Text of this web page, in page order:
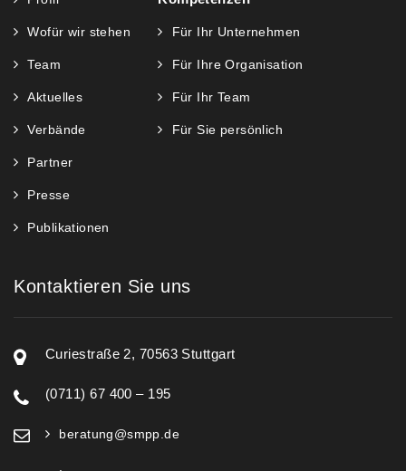
Wofür wir stehen
Team
Aktuelles
Verbände
Partner
Presse
Publikationen
Für Ihr Unternehmen
Für Ihre Organisation
Für Ihr Team
Für Sie persönlich
Kontaktieren Sie uns
Curiestraße 2, 70563 Stuttgart
(0711) 67 400 – 195
beratung@smpp.de